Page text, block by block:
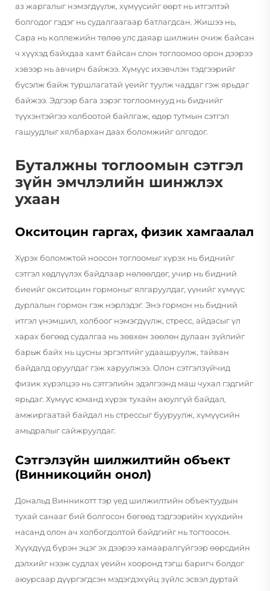
аз жаргалыг нэмэгдүүлж, хүмүүсийг өөрт нь итгэлтэй
болгодог гэдэг нь судалгаагаар батлагдсан. Жишээ нь,
Сара нь коллежийн төлөө улс даяар шилжин очиж байсан
ч хүүхэд байхдаа хамт байсан слон тоглоомоо орон дээрээ
хэвээр нь авчирч байжээ. Хүмүүс ихэвчлэн тэдгээрийг
бүсэлж байж туршлагатай үеийг туулж чаддаг гэж ярьдаг
байжээ. Эдгээр бага зэрэг тоглоомнууд нь биднийг
түүхэнтэйгээ холбоотой байлгаж, өдөр тутмын сэтгэл
гашуудлыг хялбархан даах боломжийг олгодог.
Буталжны тоглоомын сэтгэл
зүйн эмчлэлийн шинжлэх
ухаан
Окситоцин гаргах, физик хамгаалал
Хүрэх боломжтой ноосон тоглоомыг хүрэх нь биднийг
сэтгэл хөдлүүлэх байдлаар нөлөөлдөг, учир нь бидний
биеийг окситоцин гормоныг ялгаруулдаг, үүнийг хүмүүс
дурлалын гормон гэж нэрлэдэг. Энэ гормон нь бидний
итгэл үнэмшил, холбоог нэмэгдүүлж, стресс, айдасыг үл
харах бөгөөд судалгаа нь зөвхөн зөөлөн дулаан зүйлийг
барьж байх нь цусны эргэлтийг удаашруулж, тайван
байдалд оруулдаг гэж харуулжээ. Олон сэтгэлзүйчид
физик хүрэлцээ нь сэтгэлийн эдэлгээнд маш чухал гэдгийг
ярьдаг. Хүмүүс юманд хүрэх тухайн аюулгүй байдал,
амжиргаатай байдал нь стрессыг бууруулж, хүмүүсийн
амьдралыг сайжруулдаг.
Сэтгэлзүйн шилжилтийн объект
(Винникоцийн онол)
Дональд Винникотт тэр үед шилжилтийн объектуудын
тухай санааг бий болгосон бөгөөд тэдгээрийн хүүхдийн
насанд олон ач холбогдолтой байдгийг нь тогтоосон.
Хүүхдүүд бүрэн эцэг эх дээрээ хамааралгүйгээр өөрсдийн
дэлхийг нээж судлах үеийн хооронд тэгш баригч болдог
аюурсаар дүүргэгдсэн мэдэгдэхүйц зүйлс эсвэл дуртай